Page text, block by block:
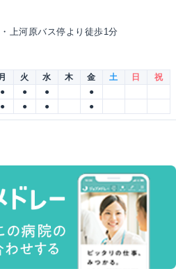
上河原バス停より徒歩1分
月 火 水 木 金 土 日
祝
● ● ●
●
● ● ● ●